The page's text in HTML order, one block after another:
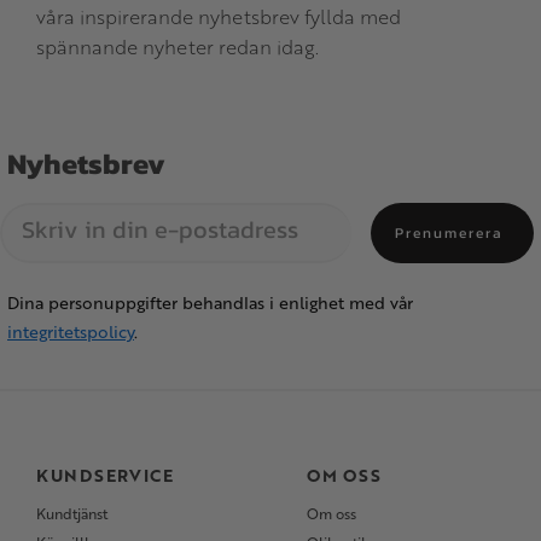
våra inspirerande nyhetsbrev fyllda med
spännande nyheter redan idag.
Nyhetsbrev
Prenumerera
Dina personuppgifter behandlas i enlighet med vår
integritetspolicy.
KUNDSERVICE
Kundtjänst
OM OSS
Om oss